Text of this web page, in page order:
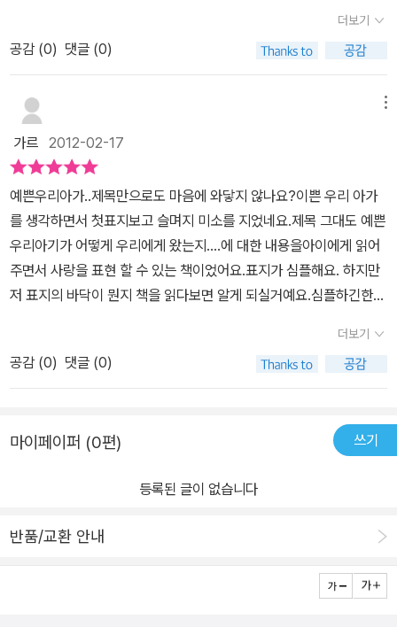
동생으로 인해 생길 문제도 조금은 해소 할수 있지 않을까 하는 생각
이 들어용 ^^
려진 앞표지에서 알에서 새끼가 나오길 기다리는 마음을 느낄 수 있
어요. 엄마랑 아빠는 서로 많이 많이 사랑했어요. 엄마와 아빠의 사랑
으로 아기가 태어났다는 것을 알려주는 것 같죠? 어느 날, 네가 엄마
배 속에 살포시 찾아왔지. 예쁜 딸일까 씩씩한 아들일까? 사랑스러운
요.둘째인 사랑이는 딸이래요. ^^ 엄마는 언제나 너를 품에 꼭 안
아. 어디나 늘 너와 함께 다니지..., 책을 보는 내내 입가에 미소가 끊
이질 않았어요.너무 예쁜 문장들~~문장들 하나하나마다 사랑을 가
득 담은 엄마의 마을을 담고 있었어요.사랑이도 엄마와 항상 함께인
데.. 빨리 만나서 안아보고싶다는 생각을 하며 오늘도 행복한 미소를
지어봐요. ^^ 책읽는 승주 그림이 너무 예뻤지만 어린 승주에게는 동
물이 등장한다는게 더욱 큰 관심이었어요.'이건 뭐지? 코끼리~ 고양
이' 등 동물 이름을 말하기에 바빴어요.그림을 보며 제가 설명을 해줬
죠.그러면서 승주도 안아주고 볼에 뽀뽀도 해주며 '승주야 사랑해.'라
더보기
공감 (0) 댓글 (0)
가르 2012-02-17
예쁜우리아가..제목만으로도 마음에 와닿지 않나요?이쁜 우리 아가
를 생각하면서 첫표지보고 슬며지 미소를 지었네요.제목 그대도 예쁜
우리아기가 어떻게 우리에게 왔는지....에 대한 내용을아이에게 읽어
주면서 사랑을 표현 할 수 있는 책이었어요.표지가 심플해요. 하지만
저 표지의 바닥이 뭔지 책을 읽다보면 알게 되실거예요.심플하긴한
있게 해주는 그림인거 같아요.표지만큼이나 책 내용구성도 깔끔해요.
글도 짧아서 아이에게 읽어주기 좋아요. 내용구성상 연령은 어릴수록
좋을거같고태교로 뱃속에서 부터 읽어주기에도 좋은책이랍니다.글의
들이 서로 사랑하고 새끼를 품고 다니는 여러가지그런 그림들이 나오
음엔 아무 생각 없이 봤답니다.그리고 마지막 페이지가 다가오면
은 책을 접할때 그림을 본다하잖아요. 그림을 보면서 자연스럽게 점
나 내용 구성들이 깔끔하고심플합니다.그림을 보면서 우리 아이 어렸
더보기
공감 (0) 댓글 (0)
마이페이퍼 (0편) 쓰기
등록된 글이 없습니다
반품/교환 안내